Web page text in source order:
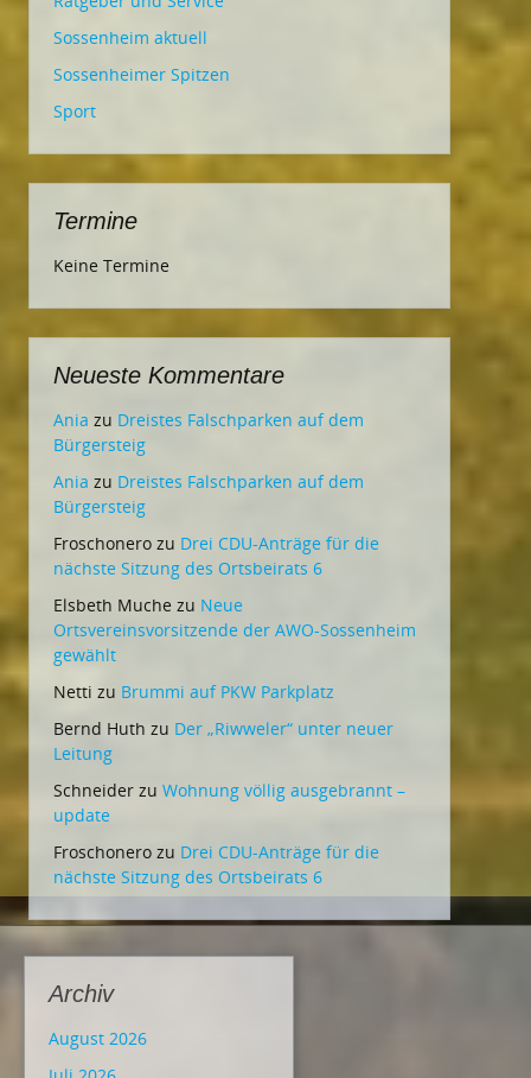
Sossenheim aktuell
Sossenheimer Spitzen
Sport
Termine
Keine Termine
Neueste Kommentare
Ania zu Dreistes Falschparken auf dem
Bürgersteig
Ania zu Dreistes Falschparken auf dem
Bürgersteig
Froschonero zu Drei CDU-Anträge für die
nächste Sitzung des Ortsbeirats 6
Elsbeth Muche zu Neue
Ortsvereinsvorsitzende der AWO-Sossenheim
gewählt
Netti zu Brummi auf PKW Parkplatz
Bernd Huth zu Der „Riwweler“ unter neuer
Leitung
Schneider zu Wohnung völlig ausgebrannt –
update
Froschonero zu Drei CDU-Anträge für die
nächste Sitzung des Ortsbeirats 6
Archiv
August 2026